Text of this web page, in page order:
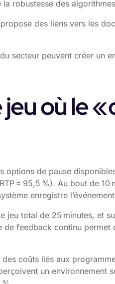
robustesse des algorithmes
des liens vers les
secteur peuvent créer un
où le «
options de pause
= 95,5 %). Au bout de 10
enregistre
total de 25 minutes, et
feedback continu permet
coûts liés aux
un environnement